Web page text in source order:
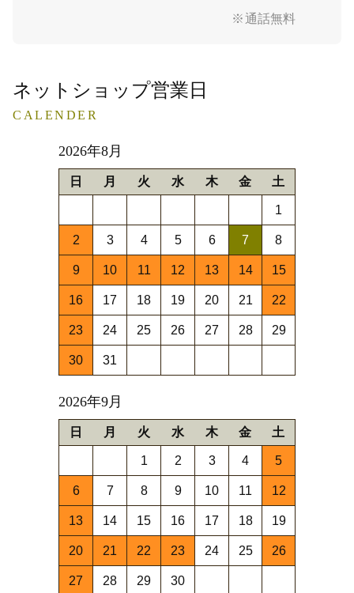
※通話無料
ネットショップ営業日
CALENDER
2026年8月
日 月 火 水 木 金 土
1
2 3 4 5 6 7 8
9 10 11 12 13 14 15
16 17 18 19 20 21 22
23 24 25 26 27 28 29
30 31
2026年9月
日 月 火 水 木 金 土
1 2 3 4 5
6 7 8 9 10 11 12
13 14 15 16 17 18 19
20 21 22 23 24 25 26
27 28 29 30